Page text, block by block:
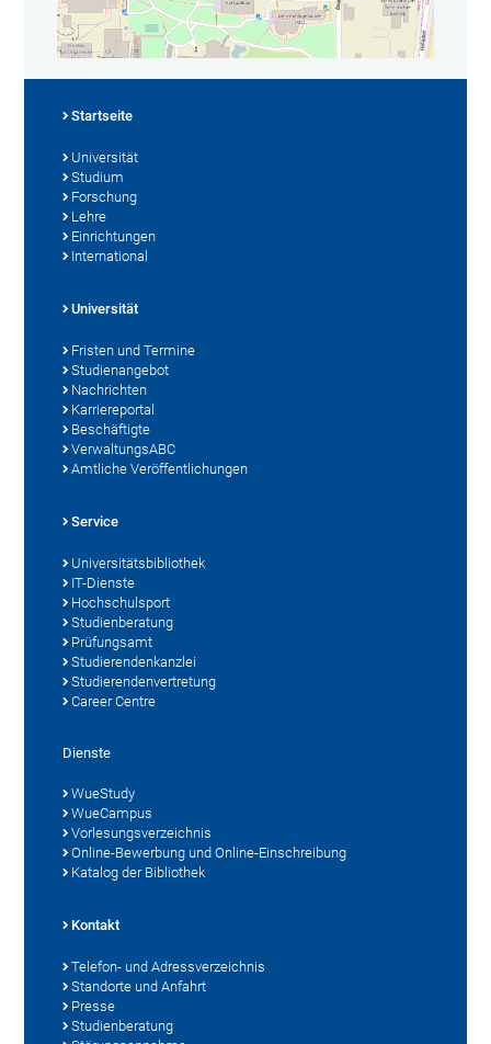
Startseite
Universität
Studium
Forschung
Lehre
Einrichtungen
International
Universität
Fristen und Termine
Studienangebot
Nachrichten
Karriereportal
Beschäftigte
VerwaltungsABC
Amtliche Veröffentlichungen
Service
Universitätsbibliothek
IT-Dienste
Hochschulsport
Studienberatung
Prüfungsamt
Studierendenkanzlei
Studierendenvertretung
Career Centre
Dienste
WueStudy
WueCampus
Vorlesungsverzeichnis
Online-Bewerbung und Online-Einschreibung
Katalog der Bibliothek
Kontakt
Telefon- und Adressverzeichnis
Standorte und Anfahrt
Presse
Studienberatung